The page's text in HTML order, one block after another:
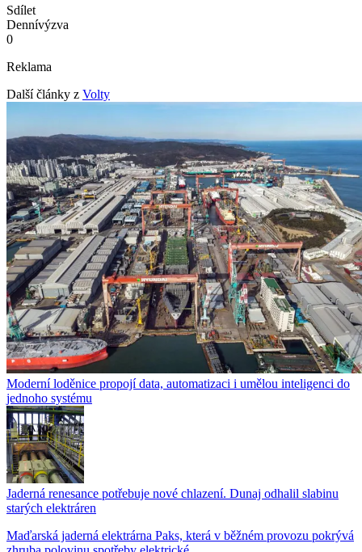
Sdílet
Dennívýzva
0
Reklama
Další články z Volty
Moderní loděnice propojí data, automatizaci i umělou inteligenci do
jednoho systému
Jaderná renesance potřebuje nové chlazení. Dunaj odhalil slabinu
starých elektráren
Maďarská jaderná elektrárna Paks, která v běžném provozu pokrývá